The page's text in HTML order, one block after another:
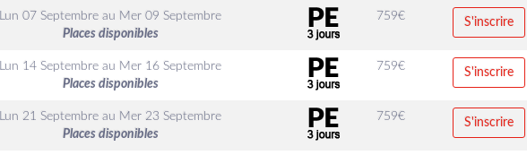
Lun 07 Septembre au Mer 09 Septembre
Places disponibles
759€ S'inscrire
Lun 14 Septembre au Mer 16 Septembre
Places disponibles
759€ S'inscrire
Lun 21 Septembre au Mer 23 Septembre
Places disponibles
759€ S'inscrire